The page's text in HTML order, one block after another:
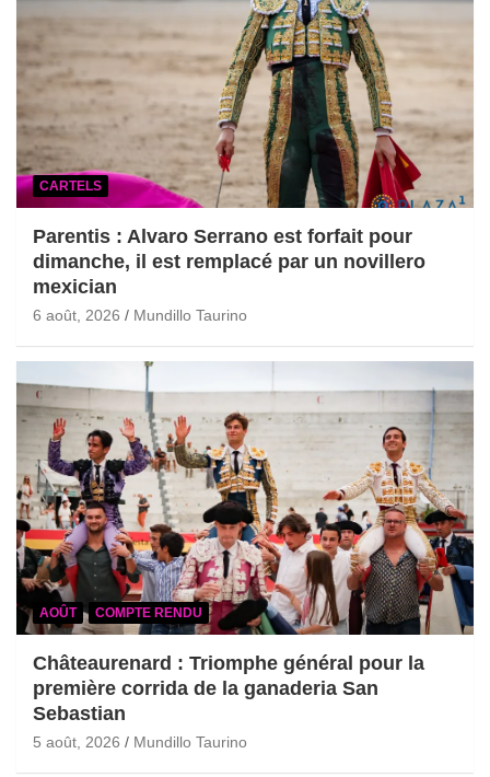
CARTELS
Parentis : Alvaro Serrano est forfait pour
dimanche, il est remplacé par un novillero
mexician
6 août, 2026 Mundillo Taurino
AOÛT COMPTE RENDU
Châteaurenard : Triomphe général pour la
première corrida de la ganaderia San
Sebastian
5 août, 2026 Mundillo Taurino